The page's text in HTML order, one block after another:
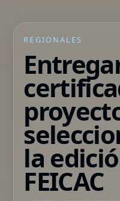
REGIONALES
la
FEICAC